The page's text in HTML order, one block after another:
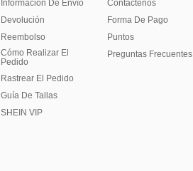
Información De Envío
Devolución
Reembolso
Cómo Realizar El
Pedido
Rastrear El Pedido
Guía De Tallas
SHEIN VIP
Contáctenos
Forma De Pago
Puntos
Preguntas Frecuentes